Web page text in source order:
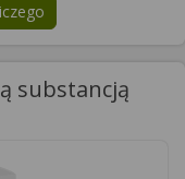
substancją